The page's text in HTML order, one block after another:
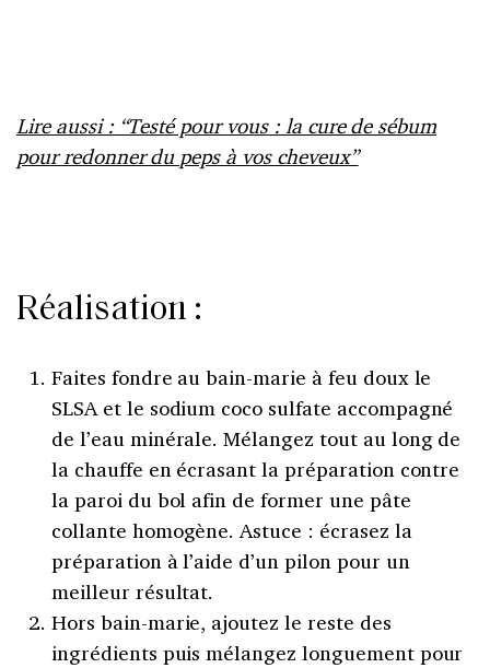
Lire aussi : “Testé pour vous : la cure de sébum
pour redonner du peps à vos cheveux”
Réalisation :
Faites fondre au bain-marie à feu doux le
SLSA et le sodium coco sulfate accompagné
de l’eau minérale. Mélangez tout au long de
la chauffe en écrasant la préparation contre
la paroi du bol afin de former une pâte
collante homogène. Astuce : écrasez la
préparation à l’aide d’un pilon pour un
meilleur résultat.
Hors bain-marie, ajoutez le reste des
ingrédients puis mélangez longuement pour